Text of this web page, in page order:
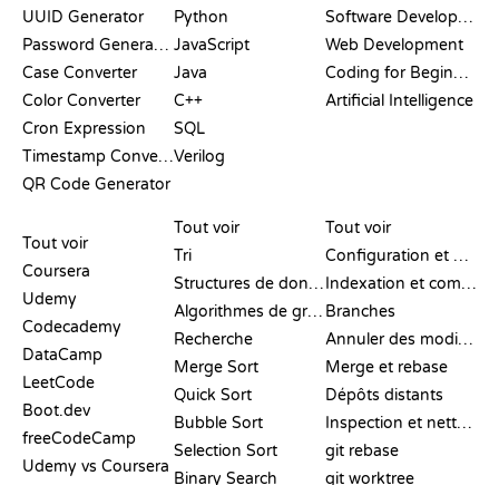
UUID Generator
Password Generator
Case Converter
Color Converter
Cron Expression
Timestamp Converter
QR Code Generator
Python
JavaScript
Java
C++
SQL
Verilog
Software Development
Web Development
Coding for Beginners
Artificial Intelligence
Tout voir
Coursera
Udemy
Codecademy
DataCamp
LeetCode
Boot.dev
freeCodeCamp
Udemy vs Coursera
Tout voir
Tri
Structures de données
Algorithmes de graphes
Recherche
Merge Sort
Quick Sort
Bubble Sort
Selection Sort
Binary Search
Tout voir
Configuration et mise en place
Indexation et commit
Branches
Annuler des modifications
Merge et rebase
Dépôts distants
Inspection et nettoyage
git rebase
git worktree